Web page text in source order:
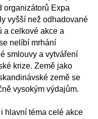
organizátorů Expa
vyšší než odhadované
a celkové akce a
nelíbí mrhání
smlouvy a vytváření
krize. Země jako
země se
vysokým výdajům.
hlavní téma celé akce